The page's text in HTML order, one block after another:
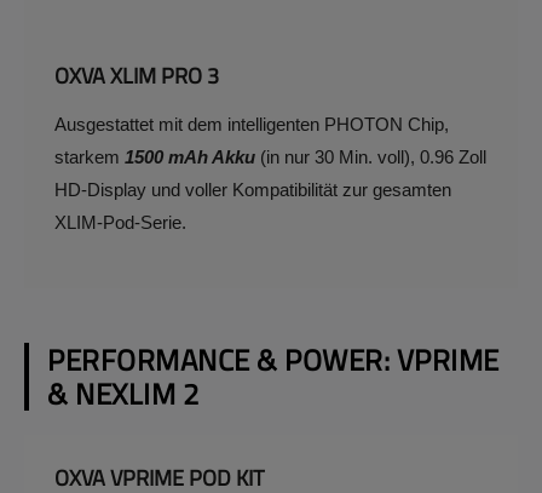
OXVA XLIM PRO 3
Ausgestattet mit dem intelligenten PHOTON Chip,
starkem 1500 mAh Akku (in nur 30 Min. voll), 0.96 Zoll
HD-Display und voller Kompatibilität zur gesamten
XLIM-Pod-Serie.
PERFORMANCE & POWER: VPRIME
& NEXLIM 2
OXVA VPRIME POD KIT